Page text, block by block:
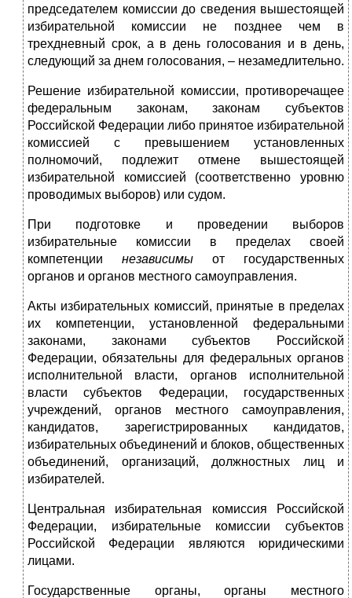
председателем комиссии до сведения вышестоящей
избирательной комиссии не позднее чем в
трехдневный срок, а в день голосования и в день,
следующий за днем голосования, – незамедлительно.
Решение избирательной комиссии, противоречащее
федеральным законам, законам субъектов
Российской Федерации либо принятое избирательной
комиссией с превышением установленных
полномочий, подлежит отмене вышестоящей
избирательной комиссией (соответственно уровню
проводимых выборов) или судом.
При подготовке и проведении выборов
избирательные комиссии в пределах своей
компетенции независимы от государственных
органов и органов местного самоуправления.
Акты избирательных комиссий, принятые в пределах
их компетенции, установленной федеральными
законами, законами субъектов Российской
Федерации, обязательны для федеральных органов
исполнительной власти, органов исполнительной
власти субъектов Федерации, государственных
учреждений, органов местного самоуправления,
кандидатов, зарегистрированных кандидатов,
избирательных объединений и блоков, общественных
объединений, организаций, должностных лиц и
избирателей.
Центральная избирательная комиссия Российской
Федерации, избирательные комиссии субъектов
Российской Федерации являются юридическими
лицами.
Государственные органы, органы местного